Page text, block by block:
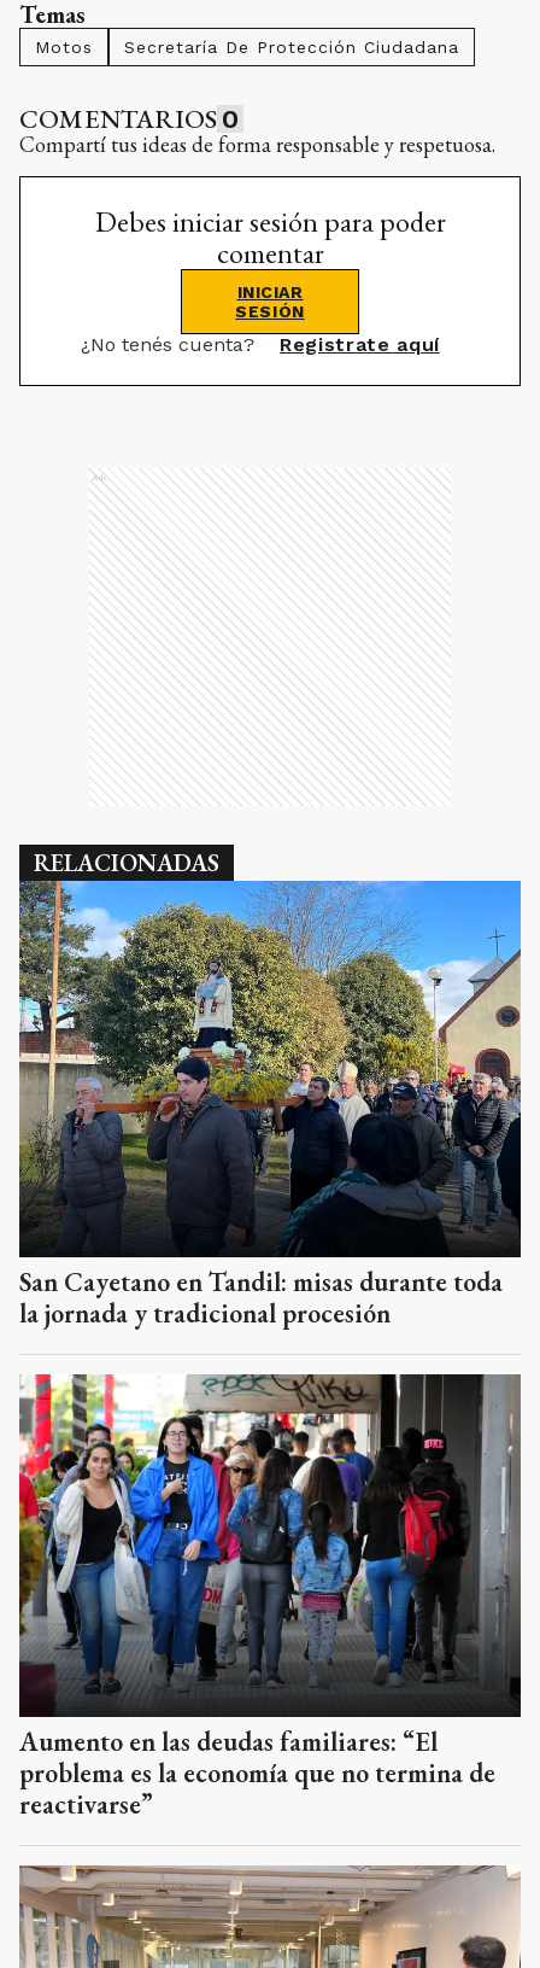
Temas
Motos Secretaría De Protección Ciudadana
COMENTARIOS 0
Compartí tus ideas de forma responsable y respetuosa.
Debes iniciar sesión para poder
comentar
INICIAR
SESIÓN
¿No tenés cuenta? Registrate aquí
Ads
RELACIONADAS
San Cayetano en Tandil: misas durante toda
la jornada y tradicional procesión
Aumento en las deudas familiares: “El
problema es la economía que no termina de
reactivarse”